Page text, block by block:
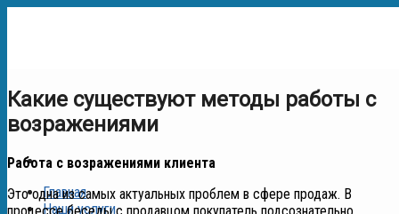
Главная
Наши услуги
Какие существуют методы работы с
возражениями
Работа с возражениями клиента
Это одна из самых актуальных проблем в сфере продаж. В